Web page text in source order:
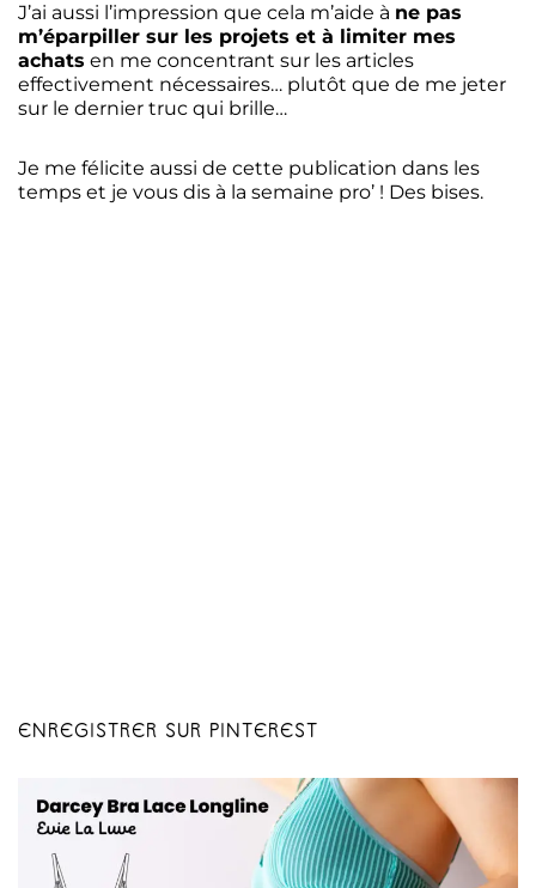
J’ai aussi l’impression que cela m’aide à ne pas
m’éparpiller sur les projets et à limiter mes
achats en me concentrant sur les articles
effectivement nécessaires… plutôt que de me jeter
sur le dernier truc qui brille…
Je me félicite aussi de cette publication dans les
temps et je vous dis à la semaine pro’ ! Des bises.
ENREGISTRER SUR PINTEREST